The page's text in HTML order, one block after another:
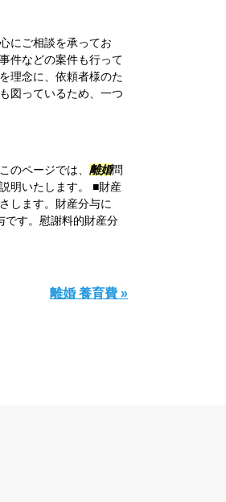
にご相談を承ってお
件などの案件も行って
理念に、依頼者様のた
図っているため、一つ
のページでは、 離婚問
明いたします。 ■財産
します。財産分与に
です。慰謝料的財産分
離婚 養育費 »